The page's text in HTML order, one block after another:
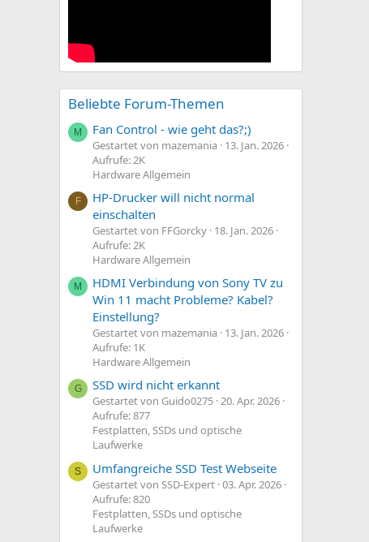
Beliebte Forum-Themen
M Fan Control - wie geht das?;)
Gestartet von mazemania 13. Jan. 2026
Aufrufe: 2K
Hardware Allgemein
F
HP-Drucker will nicht normal
einschalten
Gestartet von FFGorcky 18. Jan. 2026
Aufrufe: 2K
Hardware Allgemein
M
HDMI Verbindung von Sony TV zu
Win 11 macht Probleme? Kabel?
Einstellung?
Gestartet von mazemania 13. Jan. 2026
Aufrufe: 1K
Hardware Allgemein
G SSD wird nicht erkannt
Gestartet von Guido0275 20. Apr. 2026
Aufrufe: 877
Festplatten, SSDs und optische
Laufwerke
S Umfangreiche SSD Test Webseite
Gestartet von SSD-Expert 03. Apr. 2026
Aufrufe: 820
Festplatten, SSDs und optische
Laufwerke